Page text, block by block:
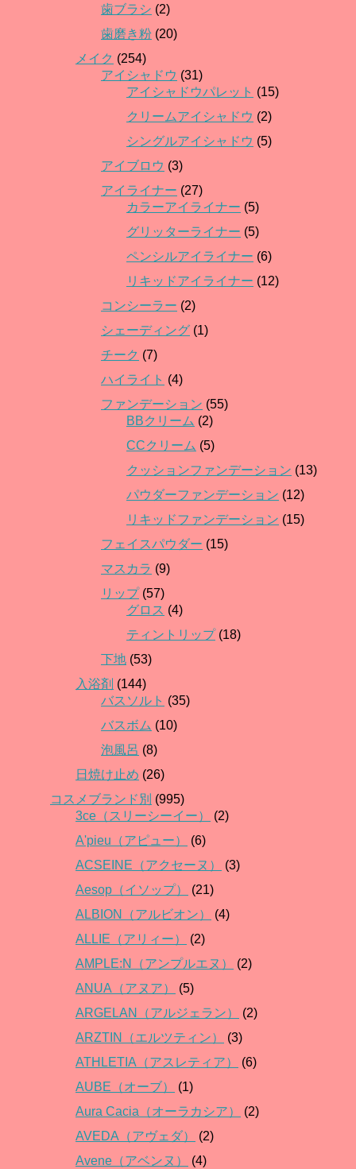
歯ブラシ (2)
歯磨き粉 (20)
メイク (254)
アイシャドウ (31)
アイシャドウパレット (15)
クリームアイシャドウ (2)
シングルアイシャドウ (5)
アイブロウ (3)
アイライナー (27)
カラーアイライナー (5)
グリッターライナー (5)
ペンシルアイライナー (6)
リキッドアイライナー (12)
コンシーラー (2)
シェーディング (1)
チーク (7)
ハイライト (4)
ファンデーション (55)
BBクリーム (2)
CCクリーム (5)
クッションファンデーション (13)
パウダーファンデーション (12)
リキッドファンデーション (15)
フェイスパウダー (15)
マスカラ (9)
リップ(57)
グロス (4)
ティントリップ(18)
下地 (53)
入浴剤 (144)
バスソルト (35)
バスボム (10)
泡風呂 (8)
日焼け止め (26)
コスメブランド別 (995)
3ce（スリーシーイー）
(2)
A'pieu（アピュー）
(6)
ACSEINE（アクセーヌ）
(3)
Aesop（イソップ）
(21)
ALBION（アルビオン）
(4)
ALLIE（アリィー）
(2)
AMPLE:N（アンプルエヌ）
(2)
ANUA（アヌア）
(5)
ARGELAN（アルジェラン）
(2)
ARZTIN（エルツティン）
(3)
ATHLETIA（アスレティア）
(6)
AUBE（オーブ）
(1)
Aura Cacia（オーラカシア）
(2)
AVEDA（アヴェダ）
(2)
Avene（アベンヌ）
(4)